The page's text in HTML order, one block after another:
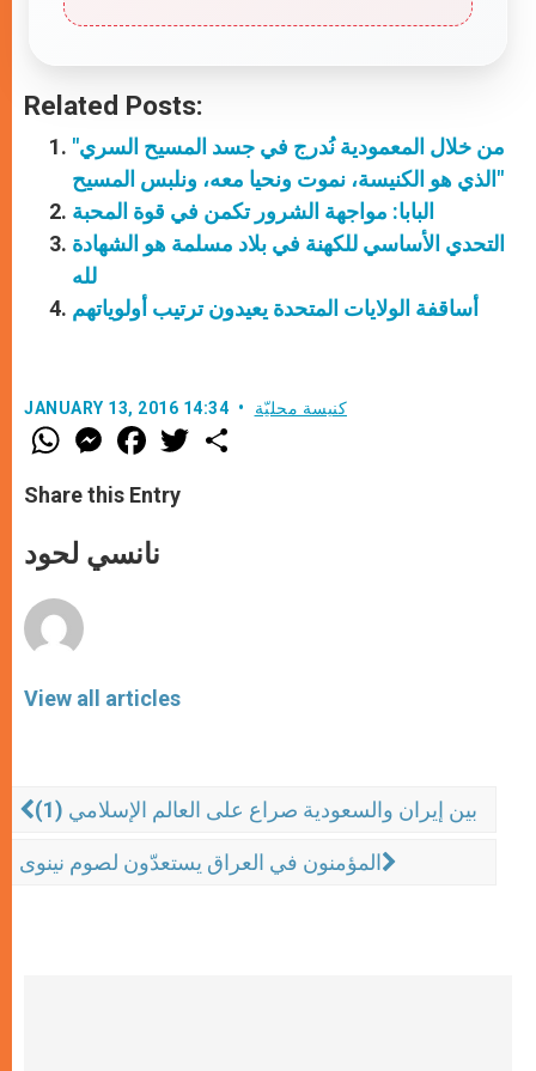
Related Posts:
"من خلال المعمودية نُدرج في جسد المسيح السري
الذي هو الكنيسة، نموت ونحيا معه، ونلبس المسيح"
البابا: مواجهة الشرور تكمن في قوة المحبة
التحدي الأساسي للكهنة في بلاد مسلمة هو الشهادة
لله
أساقفة الولايات المتحدة يعيدون ترتيب أولوياتهم
JANUARY 13, 2016 14:34 كنيسة محليّة
W
h
t
s
p
p
M
e
s
e
e
F
a
e
b
o
k
w
Share this Entry
نانسي لحود
View all articles
بين إيران والسعودية صراع على العالم الإسلامي (1)
المؤمنون في العراق يستعدّون لصوم نينوى